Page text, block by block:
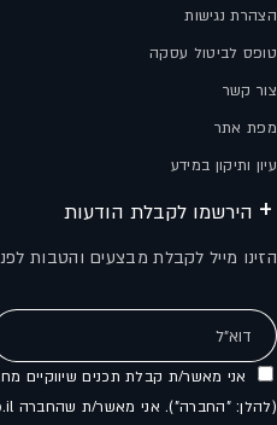
הצהרת נגישות
טופס לביטול עסקה
צור קשר
מפת אתר
עיון ותיקון במידע
הירשמו לקבלת הודעות
הזינו מייל לקבלת מבצעים והטבות
דוא"ל
אני מאשר/ת קבלת תכנים שיווקיים